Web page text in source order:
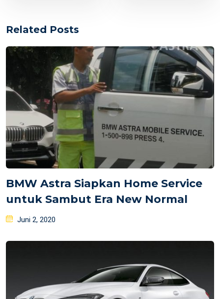
Related Posts
BMW Astra Siapkan Home Service
untuk Sambut Era New Normal
Posted
Juni 2, 2020